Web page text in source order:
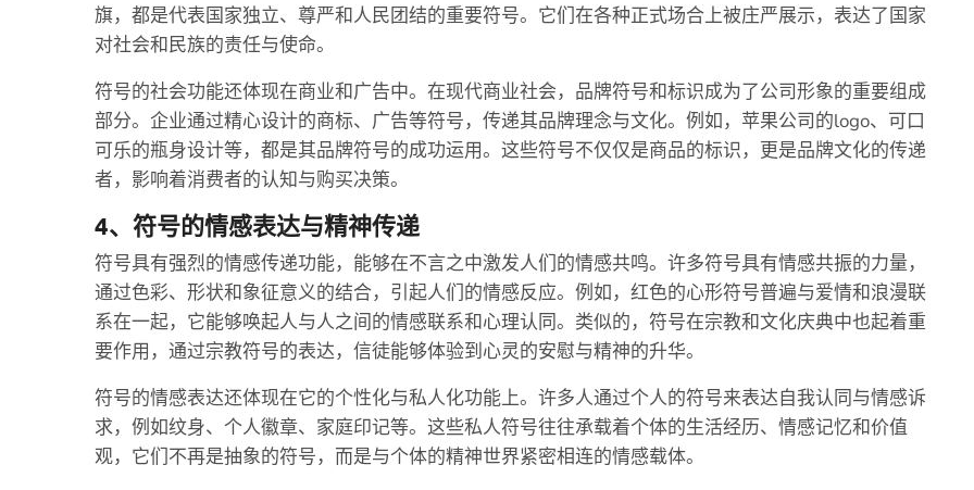
旗，都是代表国家独立、尊严和人民团结的重要符号。它们在各种正式场合上被庄严展示，表达了国家
对社会和民族的责任与使命。
符号的社会功能还体现在商业和广告中。在现代商业社会，品牌符号和标识成为了公司形象的重要组成
部分。企业通过精心设计的商标、广告等符号，传递其品牌理念与文化。例如，苹果公司的logo、可口
可乐的瓶身设计等，都是其品牌符号的成功运用。这些符号不仅仅是商品的标识，更是品牌文化的传递
者，影响着消费者的认知与购买决策。
4、符号的情感表达与精神传递
符号具有强烈的情感传递功能，能够在不言之中激发人们的情感共鸣。许多符号具有情感共振的力量，
通过色彩、形状和象征意义的结合，引起人们的情感反应。例如，红色的心形符号普遍与爱情和浪漫联
系在一起，它能够唤起人与人之间的情感联系和心理认同。类似的，符号在宗教和文化庆典中也起着重
要作用，通过宗教符号的表达，信徒能够体验到心灵的安慰与精神的升华。
符号的情感表达还体现在它的个性化与私人化功能上。许多人通过个人的符号来表达自我认同与情感诉
求，例如纹身、个人徽章、家庭印记等。这些私人符号往往承载着个体的生活经历、情感记忆和价值
观，它们不再是抽象的符号，而是与个体的精神世界紧密相连的情感载体。